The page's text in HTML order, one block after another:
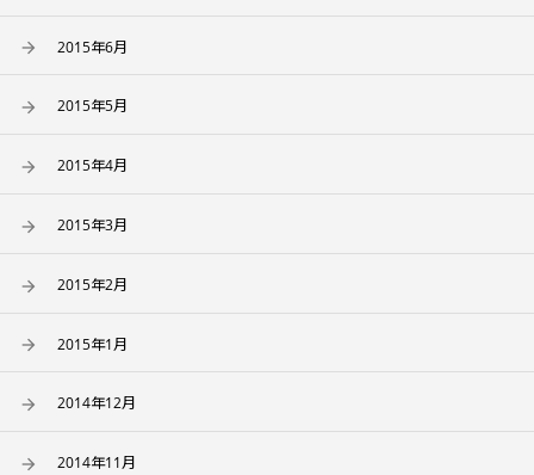
2015年6月
2015年5月
2015年4月
2015年3月
2015年2月
2015年1月
2014年12月
2014年11月